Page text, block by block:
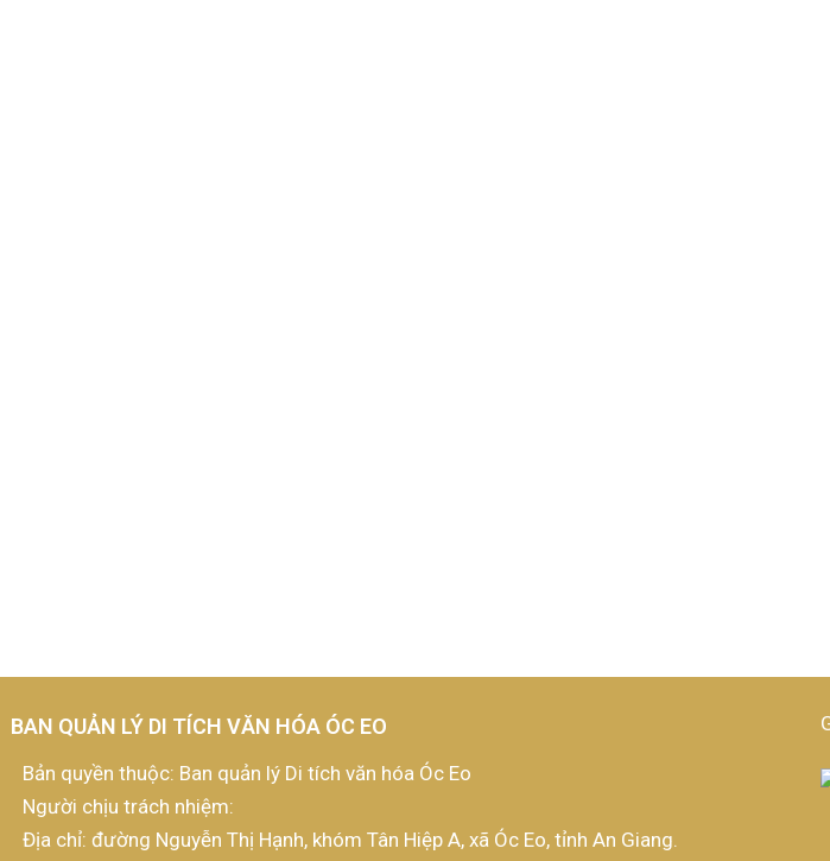
BAN QUẢN LÝ DI TÍCH VĂN HÓA ÓC EO
Bản quyền thuộc: Ban quản lý Di tích văn hóa Óc Eo
Người chịu trách nhiệm:
Địa chỉ: đường Nguyễn Thị Hạnh, khóm Tân Hiệp A, xã Óc Eo, tỉnh An Giang.